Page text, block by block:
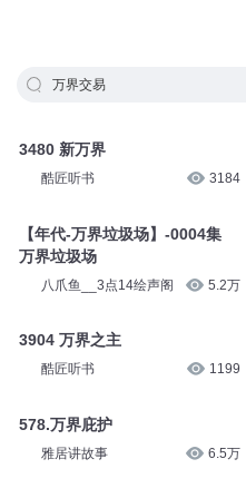
万界交易
3480 新万界
酷匠听书 3184
【年代-万界垃圾场】-0004集
万界垃圾场
八爪鱼__3点14绘声阁 5.2万
3904 万界之主
酷匠听书 1199
578.万界庇护
雅居讲故事 6.5万